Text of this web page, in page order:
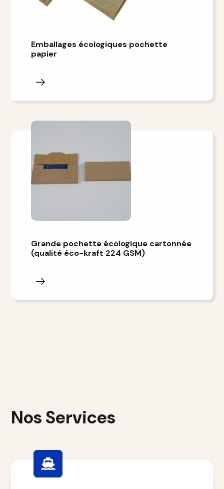
Emballages écologiques pochette
papier
Grande pochette écologique cartonnée
(qualité éco-kraft 224 GSM)
Nos Services